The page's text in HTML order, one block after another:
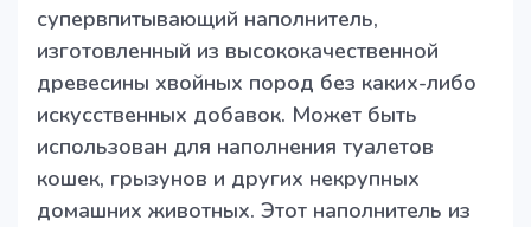
супервпитывающий наполнитель,
изготовленный из высококачественной
древесины хвойных пород без каких-либо
искусственных добавок. Может быть
использован для наполнения туалетов
кошек, грызунов и других некрупных
домашних животных. Этот наполнитель из